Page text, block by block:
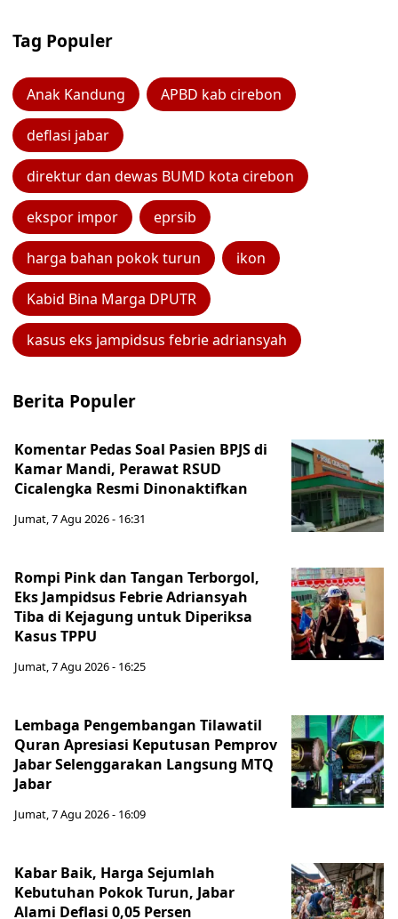
Tag Populer
Anak Kandung APBD kab cirebon
deflasi jabar
direktur dan dewas BUMD kota cirebon
ekspor impor eprsib
harga bahan pokok turun ikon
Kabid Bina Marga DPUTR
kasus eks jampidsus febrie adriansyah
Berita Populer
Komentar Pedas Soal Pasien BPJS di
Kamar Mandi, Perawat RSUD
Cicalengka Resmi Dinonaktifkan
Jumat, 7 Agu 2026 - 16:31
Rompi Pink dan Tangan Terborgol,
Eks Jampidsus Febrie Adriansyah
Tiba di Kejagung untuk Diperiksa
Kasus TPPU
Jumat, 7 Agu 2026 - 16:25
Lembaga Pengembangan Tilawatil
Quran Apresiasi Keputusan Pemprov
Jabar Selenggarakan Langsung MTQ
Jabar
Jumat, 7 Agu 2026 - 16:09
Kabar Baik, Harga Sejumlah
Kebutuhan Pokok Turun, Jabar
Alami Deflasi 0,05 Persen